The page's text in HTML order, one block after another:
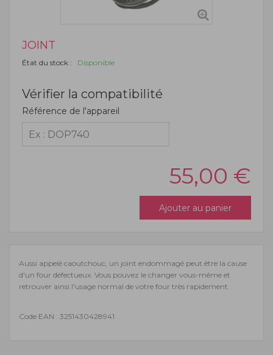
JOINT
État du stock : Disponible
Vérifier la compatibilité
Référence de l'appareil
55,00 €
Ajouter au panier
Aussi appelé caoutchouc, un joint endommagé peut être la cause
d'un four défectueux. Vous pouvez le changer vous-même et
retrouver ainsi l'usage normal de votre four très rapidement.
Code EAN : 3251430428941